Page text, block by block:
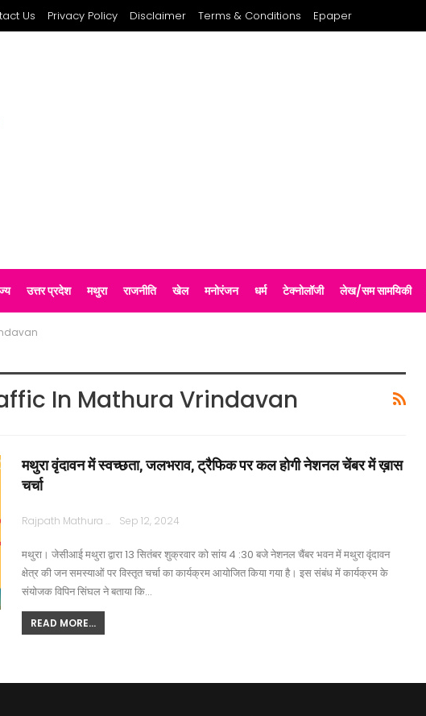
Us Privacy Policy Disclaimer Terms & Conditions Epaper
उत्तर प्रदेश मथुरा राजनीति खेल मनोरंजन धर्म टेक्नोलॉजी लेख/सम सामयिकी
In Mathura Vrindavan
मथुरा वृंदावन में स्वच्छता, जलभराव, ट्रैफिक पर कल होगी नेशनल चेंबर में ख़ास
चर्चा
Rajpath Mathura Sep 12, 2024
मथुरा। जेसीआई मथुरा द्वारा 13 सितंबर शुक्रवार को सांय 4 :30 बजे नेशनल चैंबर भवन में मथुरा वृंदावन
क्षेत्र की जन समस्याओं पर विस्तृत चर्चा का कार्यक्रम आयोजित किया गया है। इस संबंध में कार्यक्रम के
संयोजक विपिन सिंघल ने बताया कि…
READ MORE...